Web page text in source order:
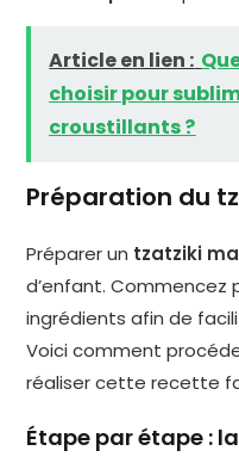
Article en lien :
choisir pour
croustillants ?
Préparation du
Préparer un tzatziki
d’enfant. Commencez
ingrédients afin de
Voici comment
réaliser cette recette
Étape par étape :